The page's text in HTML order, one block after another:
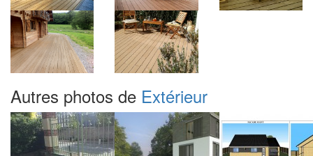
Autres photos de Extérieur